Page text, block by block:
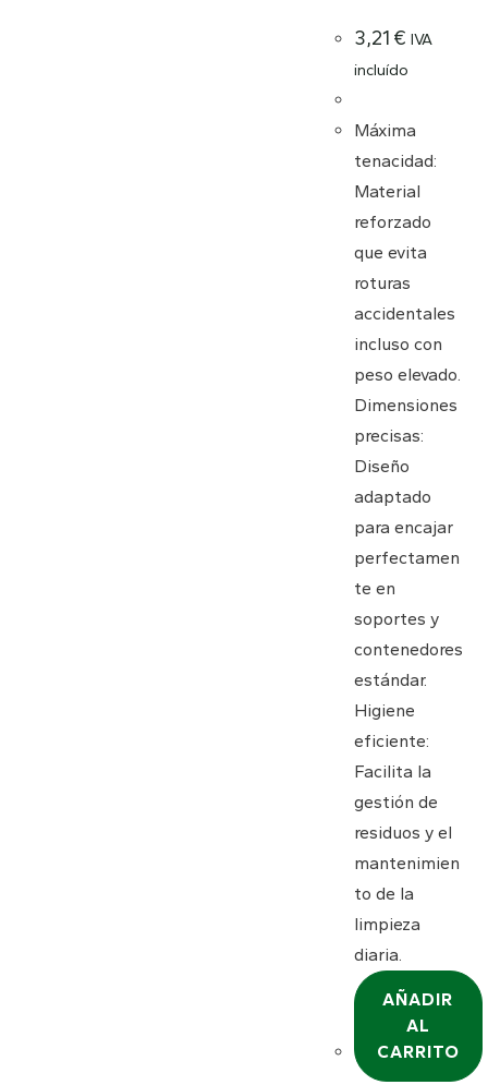
3,21 € IVA
incluído
Máxima
tenacidad:
Material
reforzado
que evita
roturas
accidentales
incluso con
peso elevado.
Dimensiones
precisas:
Diseño
adaptado
para encajar
perfectamen
te en
soportes y
contenedores
estándar.
Higiene
eficiente:
Facilita la
gestión de
residuos y el
mantenimien
to de la
limpieza
diaria.
AÑADIR
AL
CARRITO